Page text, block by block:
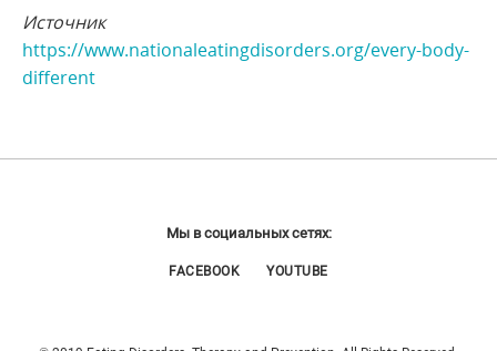
Источник
https://www.nationaleatingdisorders.org/every-body-
different
Мы в социальных сетях:
FACEBOOK YOUTUBE